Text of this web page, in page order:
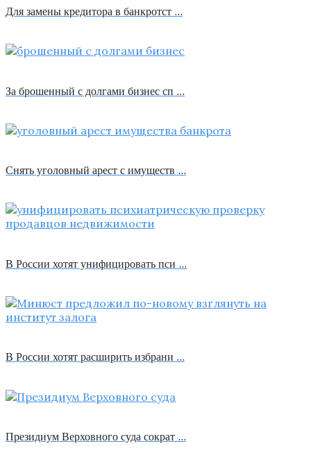
Для замены кредитора в банкротст …
За брошенный с долгами бизнес сп …
Снять уголовный арест с имуществ …
В России хотят унифицировать пси …
В России хотят расширить избрани …
Президиум Верховного суда сократ …